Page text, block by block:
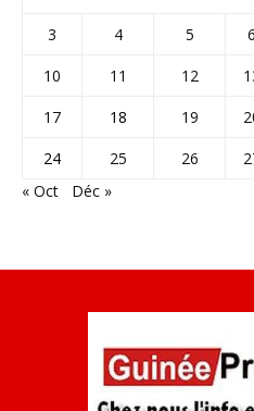
3
4 5 6
10
11 12
17
18 19
24
25 26
« Oct
Déc »